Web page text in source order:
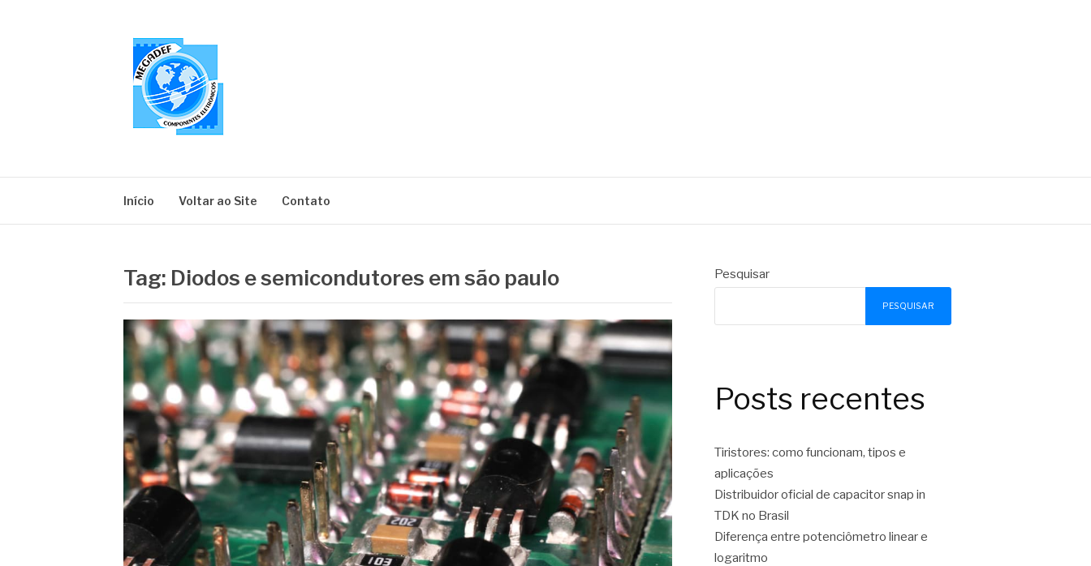
Início Voltar ao Site Contato
Tag: Diodos e semicondutores em são paulo Pesquisar
PESQUISAR
Posts recentes
Tiristores: como funcionam, tipos e
aplicações
Distribuidor oficial de capacitor snap in
TDK no Brasil
Diferença entre potenciômetro linear e
logaritmo